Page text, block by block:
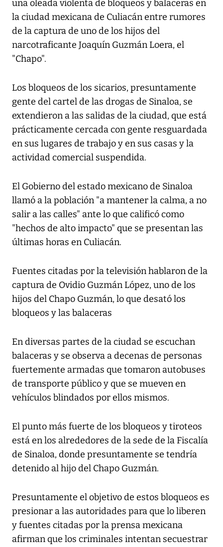
una oleada violenta de bloqueos y balaceras en
la ciudad mexicana de Culiacán entre rumores
de la captura de uno de los hijos del
narcotraficante Joaquín Guzmán Loera, el
"Chapo".
Los bloqueos de los sicarios, presuntamente
gente del cartel de las drogas de Sinaloa, se
extendieron a las salidas de la ciudad, que está
prácticamente cercada con gente resguardada
en sus lugares de trabajo y en sus casas y la
actividad comercial suspendida.
El Gobierno del estado mexicano de Sinaloa
llamó a la población "a mantener la calma, a no
salir a las calles" ante lo que calificó como
"hechos de alto impacto" que se presentan las
últimas horas en Culiacán.
Fuentes citadas por la televisión hablaron de la
captura de Ovidio Guzmán López, uno de los
hijos del Chapo Guzmán, lo que desató los
bloqueos y las balaceras
En diversas partes de la ciudad se escuchan
balaceras y se observa a decenas de personas
fuertemente armadas que tomaron autobuses
de transporte público y que se mueven en
vehículos blindados por ellos mismos.
El punto más fuerte de los bloqueos y tiroteos
está en los alrededores de la sede de la Fiscalía
de Sinaloa, donde presuntamente se tendría
detenido al hijo del Chapo Guzmán.
Presuntamente el objetivo de estos bloqueos es
presionar a las autoridades para que lo liberen
y fuentes citadas por la prensa mexicana
afirman que los criminales intentan secuestrar